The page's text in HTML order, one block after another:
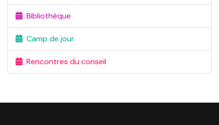
Bibliothèque
Camp de jour
Rencontres du conseil